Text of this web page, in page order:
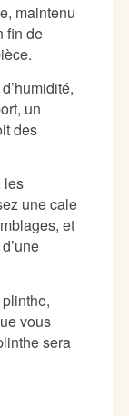
maintenu
fin de
un
des
les
une cale
et
vous
sera